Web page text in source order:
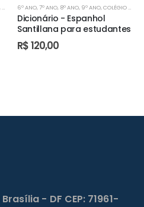
,COLÉGIO ADVENTISTA DE ÁGUAS CLARAS,COLÉGIO
6º ANO,7º ANO, 8º ANO, 9º ANO,COLÉGIO ADVENTISTA DA ASA SUL
Dicionário - Espanhol
Santillana para estudantes
R$120,00
Brasília - DF CEP: 71961-